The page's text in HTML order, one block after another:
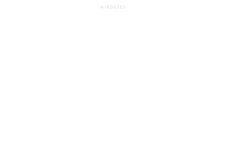
HIRDETÉS